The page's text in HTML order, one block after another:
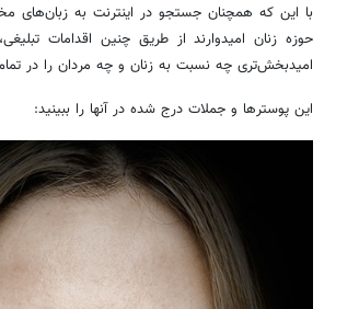
با این كه همچنان جستجو در اینترنت به زبان‌های
حوزه زنان امیدوارند از طریق چنین اقدامات
امیدبخش‌تری چه نسبت به زنان و چه مردان را در
این پوسترها و جملات درج شده در آنها را ببينيد: